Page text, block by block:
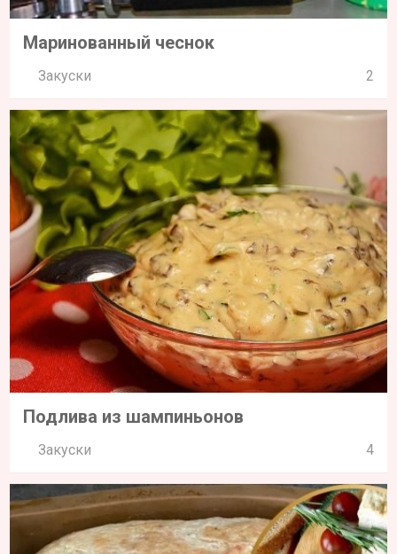
Маринованный чеснок
Закуски 2
Подлива из шампиньонов
Закуски 4